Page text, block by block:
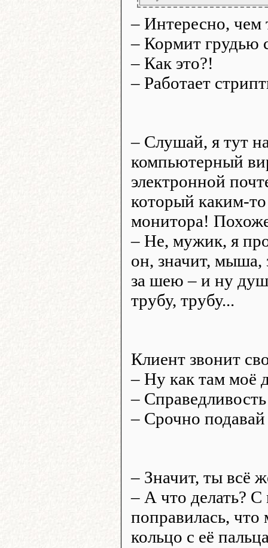
– Интересно, чем
– Кормит грудью
– Как это?!
– Работает
– Слушай, я тут
компьютерный
электронной
который каким-
монитора!
– Не, мужик, я
он, значит, мыша,
за шею – и ну
трубу, трубу...
Клиент звонит
– Ну как там моё
–
– Срочно
– Значит, ты всё
– А что делать? С
поправилась, что
кольцо с её